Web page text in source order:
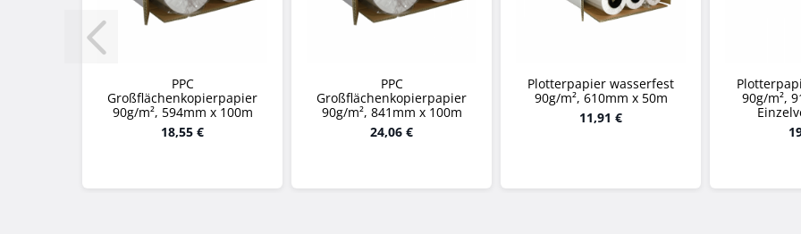
PPC
Großflächenkopierpapier
90g/m², 594mm x 100m
18,55 €
PPC
Großflächenkopierpapier
90g/m², 841mm x 100m
24,06 €
Plotterpapier wasserfest
90g/m², 610mm x 50m
11,91 €
90g/m²,